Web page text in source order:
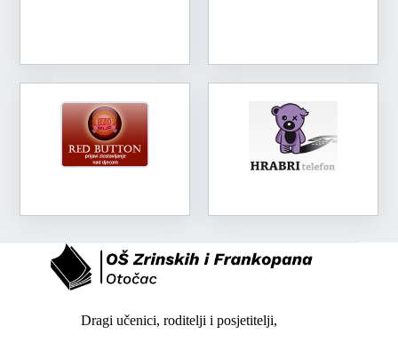
Dragi učenici, roditelji i posjetitelji,